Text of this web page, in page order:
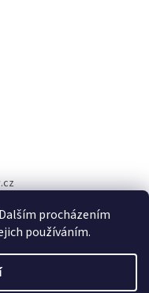
procházením
používáním.